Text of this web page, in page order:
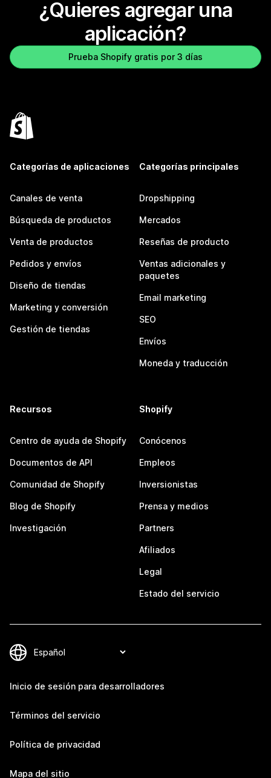
¿Quieres agregar una
aplicación?
Prueba Shopify gratis por 3 días
Categorías de aplicaciones
Canales de venta
Búsqueda de productos
Venta de productos
Pedidos y envíos
Diseño de tiendas
Marketing y conversión
Gestión de tiendas
Categorías principales
Dropshipping
Mercados
Reseñas de producto
Ventas adicionales y
paquetes
Email marketing
SEO
Envíos
Moneda y traducción
Recursos
Centro de ayuda de Shopify
Documentos de API
Comunidad de Shopify
Blog de Shopify
Investigación
Shopify
Conócenos
Empleos
Inversionistas
Prensa y medios
Partners
Afiliados
Legal
Estado del servicio
Inicio de sesión para desarrolladores
Términos del servicio
Política de privacidad
Mapa del sitio